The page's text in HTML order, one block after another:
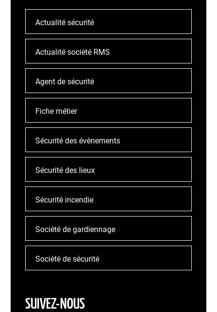
Actualité sécurité
Actualité société RMS
Agent de sécurité
Fiche métier
Sécurité des évènements
Sécurité des lieux
Sécurité incendie
Société de gardiennage
Société de sécurité
SUIVEZ-NOUS